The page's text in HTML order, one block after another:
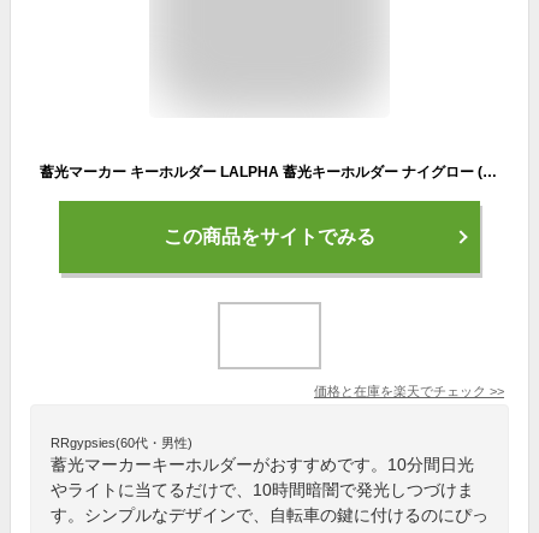
蓄光マーカー キーホルダー LALPHA 蓄光キーホルダー ナイグロー (クリアー/ブルー/オレンジ/レモン) (NI-201_5)ミニサイズ キャンプ用品 CAMP アウトドア 目印 ペット 野外活動 道しるべ 釣り 便利 ファッション 防犯 防災 ラルファ 新生活
この商品をサイトでみる
価格と在庫を楽天でチェック >>
RRgypsies(60代・男性)
蓄光マーカーキーホルダーがおすすめです。10分間日光
やライトに当てるだけで、10時間暗闇で発光しつづけま
す。シンプルなデザインで、自転車の鍵に付けるのにぴっ